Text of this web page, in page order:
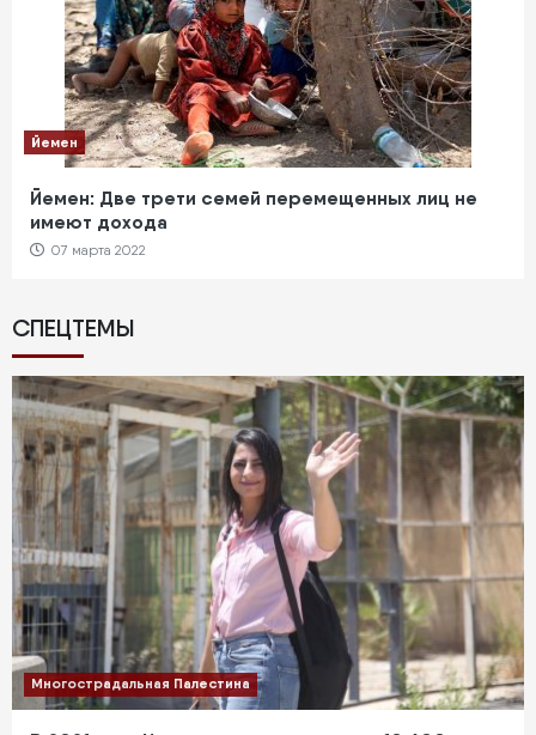
Йемен
Йемен: Две трети семей перемещенных лиц не
имеют дохода
07 марта 2022
СПЕЦТЕМЫ
Многострадальная Палестина